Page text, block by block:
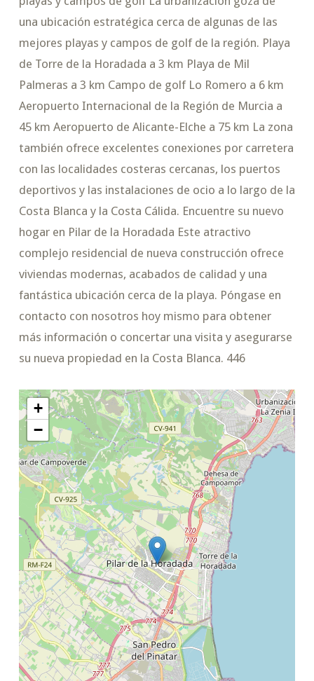
una ubicación estratégica cerca de algunas de las
mejores playas y campos de golf de la región. Playa
de Torre de la Horadada a 3 km Playa de Mil
Palmeras a 3 km Campo de golf Lo Romero a 6 km
Aeropuerto Internacional de la Región de Murcia a
45 km Aeropuerto de Alicante-Elche a 75 km La zona
también ofrece excelentes conexiones por carretera
con las localidades costeras cercanas, los puertos
deportivos y las instalaciones de ocio a lo largo de la
Costa Blanca y la Costa Cálida. Encuentre su nuevo
hogar en Pilar de la Horadada Este atractivo
complejo residencial de nueva construcción ofrece
viviendas modernas, acabados de calidad y una
fantástica ubicación cerca de la playa. Póngase en
contacto con nosotros hoy mismo para obtener
más información o concertar una visita y asegurarse
su nueva propiedad en la Costa Blanca. 446
+
−